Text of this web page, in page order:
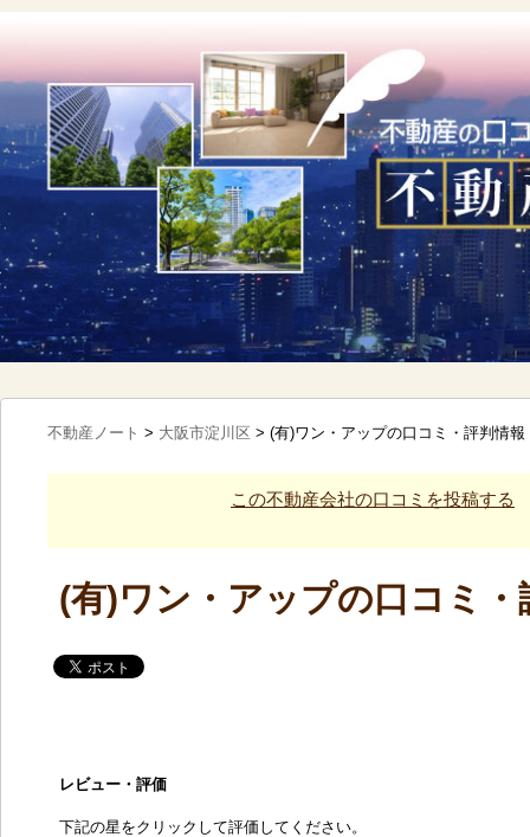
不動産ノート > 大阪市淀川区 > (有)ワン・アップの口コミ・評判情報
この不動産会社の口コミを投稿する
(有)ワン・アップの口コミ・
レビュー・評価
下記の星をクリックして評価してください。